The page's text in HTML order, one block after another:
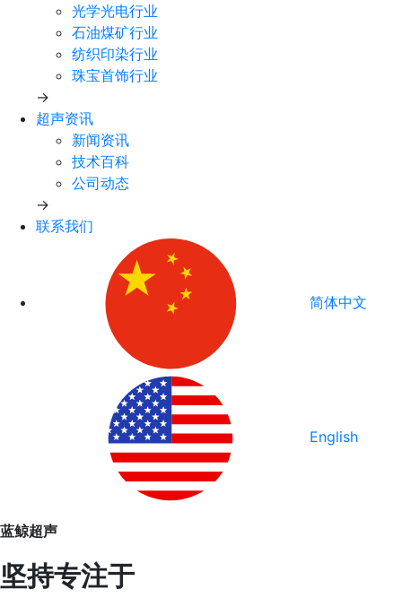
光学光电行业
石油煤矿行业
纺织印染行业
珠宝首饰行业
→
超声资讯
新闻资讯
技术百科
公司动态
→
联系我们
简体中文
English
蓝鲸超声
坚持专注于